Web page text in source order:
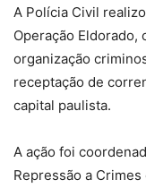
A Polícia Civil
Operação
organização
receptação de
capital paulista.
A ação foi
Repressão a